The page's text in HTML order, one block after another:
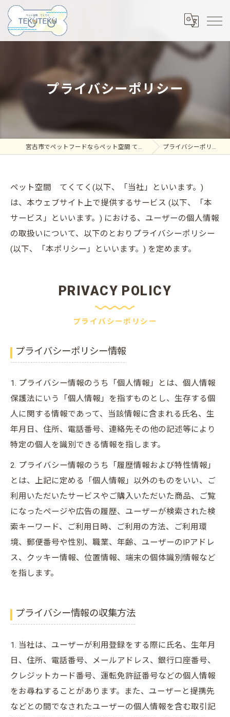
プライバシーポリシー
宮古市でペットフードならペット空間 てくてく プライバシーポリシー
ペット空間 てくてく(以下、「当社」といいます。)
は、本ウェブサイト上で提供するサービス (以下、「本
サービス」といいます。) における、ユーザーの個人情報
の取扱いについて、以下のとおりプライバシーポリシー
(以下、「本ポリシー」といいます。) を定めます。
プライバシーポリシー
PRIVACY POLICY
プライバシーポリシー情報
1. プライバシー情報のうち「個人情報」とは、個人情報
保護法にいう「個人情報」を指すものとし、生存する個
人に関する情報であって、当該情報に含まれる氏名、生
年月日、住所、電話番号、連絡先その他の記述等により
特定の個人を識別できる情報を指します。
2. プライバシー情報のうち「履歴情報および特性情報」
とは、上記に定める「個人情報」以外のものをいい、ご
利用いただいたサービスやご購入いただいた商品、ご覧
になったページや広告の履歴、ユーザーが検索された検
索キーワード、ご利用日時、ご利用の方法、ご利用環
境、郵便番号や性別、職業、年齢、ユーザーのIPアドレ
ス、クッキー情報、位置情報、端末の個体識別情報など
を指します。
プライバシー情報の収集方法
1. 当社は、ユーザーが利用登録をする際に氏名、生年月
日、住所、電話番号、メールアドレス、銀行口座番号、
クレジットカード番号、運転免許証番号などの個人情報
をお尋ねすることがあります。また、ユーザーと提携先
などとの間でなされたユーザーの個人情報を含む取引記